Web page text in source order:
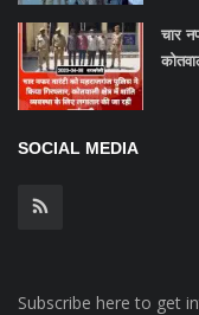
चार
SOCIAL MEDIA
Subscribe here to get